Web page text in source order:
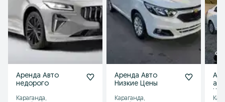
Аренда Авто
недорого
Караганда,
Аренда Авто
Низкие Цены
Караганда,